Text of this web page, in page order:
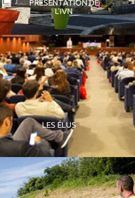
PRÉSENTATION DE
L'IVN
LES ÉLUS